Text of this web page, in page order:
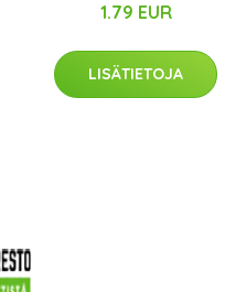
1.79 EUR
LISÄTIETOJA